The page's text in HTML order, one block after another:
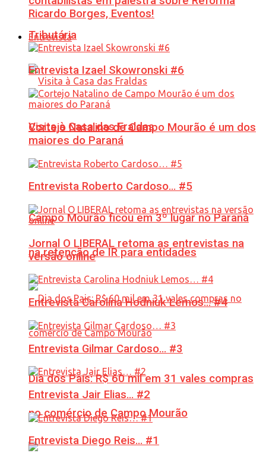
Tributária
Visita à Casa das Fraldas
Campo Mourão ficou em 3º lugar no Paraná
na retenção de IR para entidades
Dia dos Pais: R$ 60 mil em 31 vales compras
no comércio de Campo Mourão
Ricardo Borges, Eventos!
Entrevista
Entrevista Izael Skowronski #6
Cortejo Natalino de Campo Mourão é um dos
maiores do Paraná
Entrevista Roberto Cardoso… #5
Jornal O LIBERAL retoma as entrevistas na
versão online
Entrevista Carolina Hodniuk Lemos… #4
Entrevista Gilmar Cardoso… #3
Entrevista Jair Elias… #2
Entrevista Diego Reis… #1